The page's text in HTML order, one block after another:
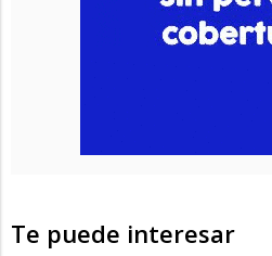
Te puede interesar